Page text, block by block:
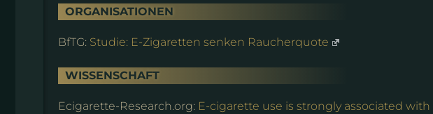
ORGANISATIONEN
BfTG: Studie: E-Zigaretten senken Raucherquote
WISSENSCHAFT
Ecigarette-Research.org: E-cigarette use is strongly associated